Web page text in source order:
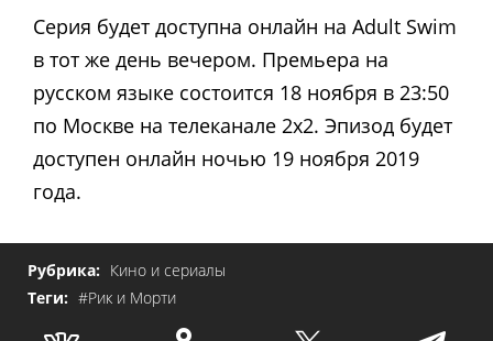
Серия будет доступна онлайн на Adult Swim
в тот же день вечером. Премьера на
русском языке состоится 18 ноября в 23:50
по Москве на телеканале 2х2. Эпизод будет
доступен онлайн ночью 19 ноября 2019
года.
Рубрика: Кино и сериалы
Теги: #Рик и Морти